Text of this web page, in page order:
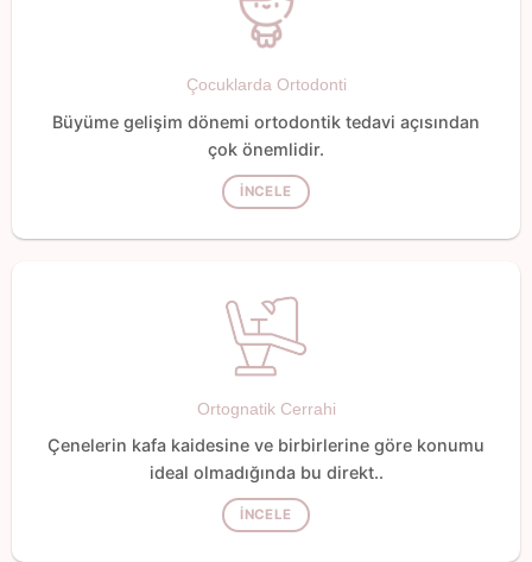
Çocuklarda Ortodonti
Büyüme gelişim dönemi ortodontik tedavi açısından
çok önemlidir.
İNCELE
Ortognatik Cerrahi
Çenelerin kafa kaidesine ve birbirlerine göre konumu
ideal olmadığında bu direkt..
İNCELE